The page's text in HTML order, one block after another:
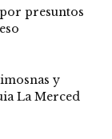
presuntos
y
La Merced